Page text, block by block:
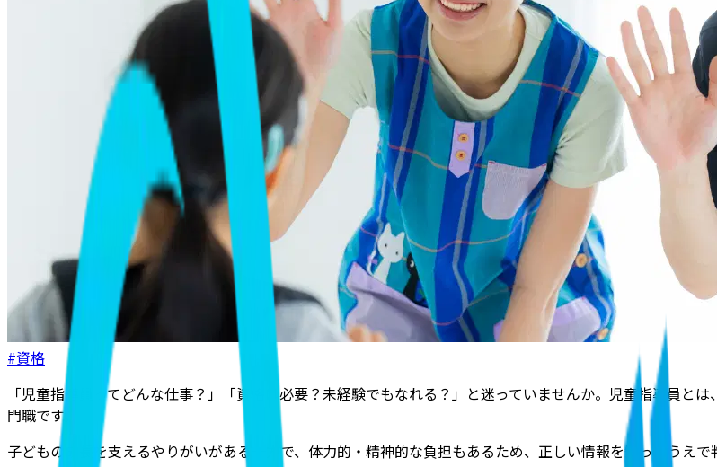
#資格
「児童指導員ってどんな仕事？」「資格は必要？未経験でもなれる？」と迷っていませんか。 児童指導員と
門職です。
子どもの成長を支えるやりがいがある一方で、体力的・精神的な負担もあるため、正しい情報を知ったうえで